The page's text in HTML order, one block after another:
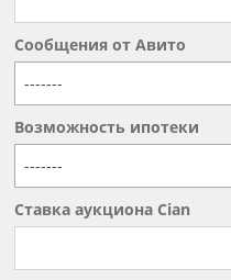
Сообщения от Авито
-------
Возможность ипотеки
-------
Ставка аукциона Cian